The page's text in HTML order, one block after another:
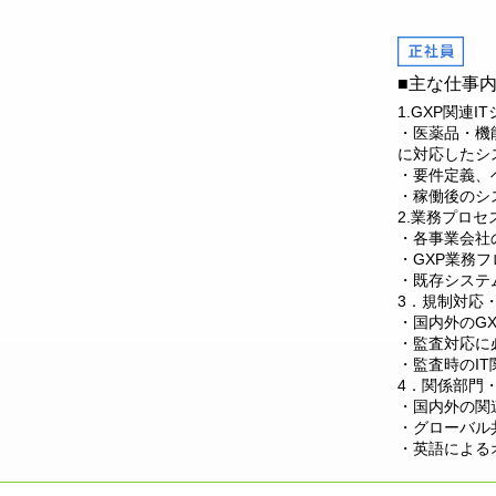
■主な仕事
1.GXP関連IT
・医薬品・
に対応した
・要件定義
・稼働後の
2.業務プロセ
・各事業会
・GXP業務
・既存シス
3．規制対応
・国内外の
・監査対応
・監査時の
4．関係部門
・国内外の
・グローバ
・英語によ